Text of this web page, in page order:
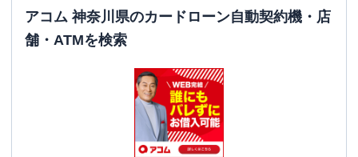
アコム 神奈川県のカードローン自動契約機・店
舗・ATMを検索